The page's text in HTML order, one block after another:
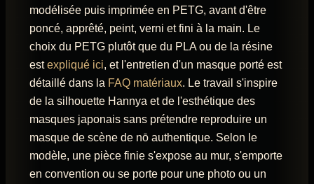
modélisée puis imprimée en PETG, avant d'être
poncé, apprêté, peint, verni et fini à la main. Le
choix du PETG plutôt que du PLA ou de la résine
estexpliqué ici, et l'entretien d'un masque porté est
détaillé dans la FAQ matériaux. Le travail s'inspire
de la silhouette Hannya et de l'esthétique des
masques japonais sans prétendre reproduire un
masque de scène de nō authentique. Selon le
modèle, une pièce finie s'expose au mur, s'emporte
en convention ou se porte pour une photo ou un